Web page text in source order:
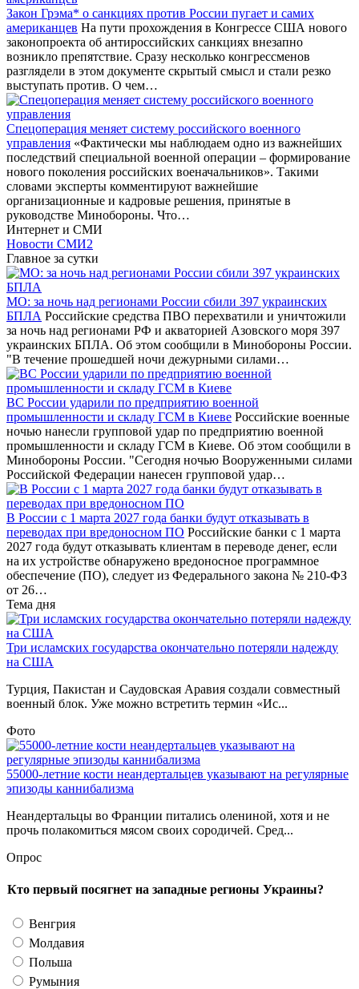
Закон Грэма* о санкциях против России пугает и самих
американцев На пути прохождения в Конгрессе США нового
законопроекта об антироссийских санкциях внезапно
возникло препятствие. Сразу несколько конгрессменов
разглядели в этом документе скрытый смысл и стали резко
выступать против. О чем…
Спецоперация меняет систему российского военного
управления «Фактически мы наблюдаем одно из важнейших
последствий специальной военной операции – формирование
нового поколения российских военачальников». Такими
словами эксперты комментируют важнейшие
организационные и кадровые решения, принятые в
руководстве Минобороны. Что…
Интернет и СМИ
Новости СМИ2
Главное за сутки
МО: за ночь над регионами России сбили 397 украинских
БПЛА Российские средства ПВО перехватили и уничтожили
за ночь над регионами РФ и акваторией Азовского моря 397
украинских БПЛА. Об этом сообщили в Минобороны России.
"В течение прошедшей ночи дежурными силами…
ВС России ударили по предприятию военной
промышленности и складу ГСМ в Киеве Российские военные
ночью нанесли групповой удар по предприятию военной
промышленности и складу ГСМ в Киеве. Об этом сообщили в
Минобороны России. "Сегодня ночью Вооруженными силами
Российской Федерации нанесен групповой удар…
В России с 1 марта 2027 года банки будут отказывать в
переводах при вредоносном ПО Российские банки с 1 марта
2027 года будут отказывать клиентам в переводе денег, если
на их устройстве обнаружено вредоносное программное
обеспечение (ПО), следует из Федерального закона № 210-ФЗ
от 26…
Тема дня
Три исламских государства окончательно потеряли надежду
на США
Турция, Пакистан и Саудовская Аравия создали совместный
военный блок. Уже можно встретить термин «Ис...
Фото
55000-летние кости неандертальцев указывают на регулярные
эпизоды каннибализма
Неандертальцы во Франции питались олениной, хотя и не
прочь полакомиться мясом своих сородичей. Сред...
Опрос
Кто первый посягнет на западные регионы Украины?
Венгрия
Молдавия
Польша
Румыния